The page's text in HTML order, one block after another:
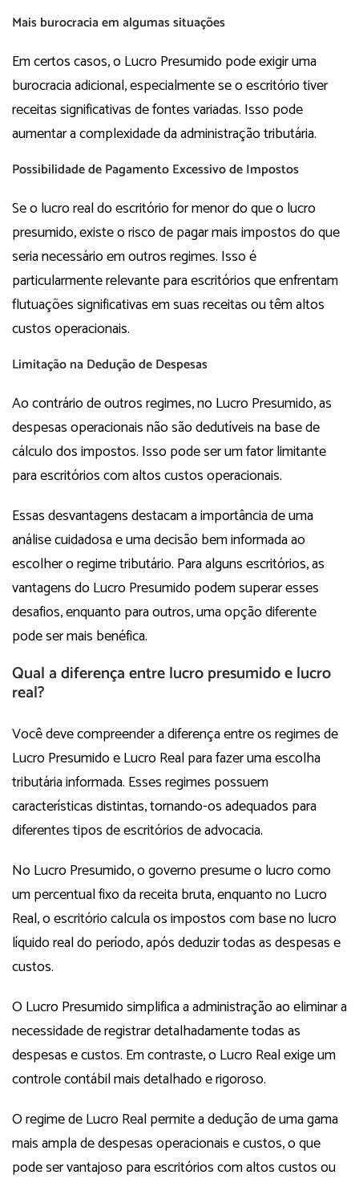
Mais burocracia em algumas situações
Em certos casos, o Lucro Presumido pode exigir uma
burocracia adicional, especialmente se o escritório tiver
receitas significativas de fontes variadas. Isso pode
aumentar a complexidade da administração tributária.
Possibilidade de Pagamento Excessivo de Impostos
Se o lucro real do escritório for menor do que o lucro
presumido, existe o risco de pagar mais impostos do que
seria necessário em outros regimes. Isso é
particularmente relevante para escritórios que enfrentam
flutuações significativas em suas receitas ou têm altos
custos operacionais.
Limitação na Dedução de Despesas
Ao contrário de outros regimes, no Lucro Presumido, as
despesas operacionais não são dedutíveis na base de
cálculo dos impostos. Isso pode ser um fator limitante
para escritórios com altos custos operacionais.
Essas desvantagens destacam a importância de uma
análise cuidadosa e uma decisão bem informada ao
escolher o regime tributário. Para alguns escritórios, as
vantagens do Lucro Presumido podem superar esses
desafios, enquanto para outros, uma opção diferente
pode ser mais benéfica.
Qual a diferença entre lucro presumido e lucro
real?
Você deve compreender a diferença entre os regimes de
Lucro Presumido e Lucro Real para fazer uma escolha
tributária informada. Esses regimes possuem
características distintas, tornando-os adequados para
diferentes tipos de escritórios de advocacia.
No Lucro Presumido, o governo presume o lucro como
um percentual fixo da receita bruta, enquanto no Lucro
Real, o escritório calcula os impostos com base no lucro
líquido real do período, após deduzir todas as despesas e
custos.
O Lucro Presumido simplifica a administração ao eliminar a
necessidade de registrar detalhadamente todas as
despesas e custos. Em contraste, o Lucro Real exige um
controle contábil mais detalhado e rigoroso.
O regime de Lucro Real permite a dedução de uma gama
mais ampla de despesas operacionais e custos, o que
pode ser vantajoso para escritórios com altos custos ou